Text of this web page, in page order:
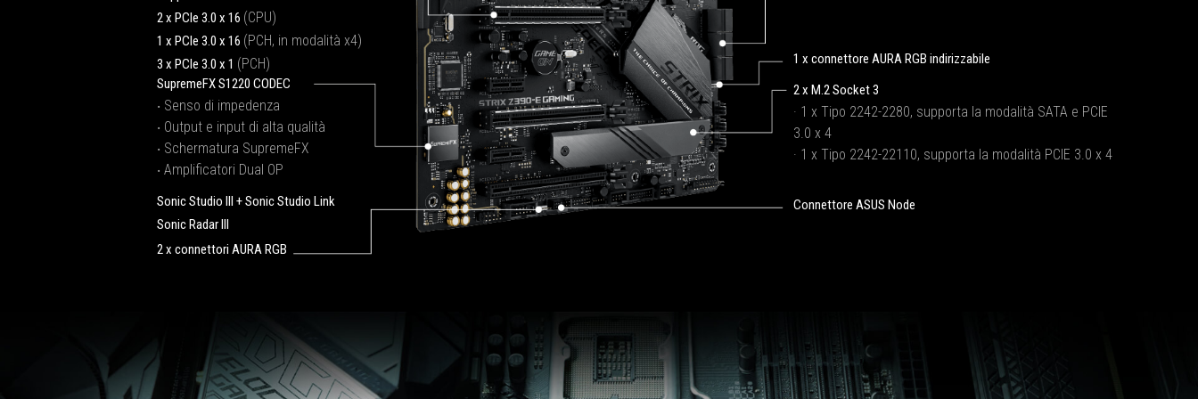
2 x PCIe 3.0 x 16 (CPU)
1 x PCIe 3.0 x 16 (PCH, in modalità x4)
3 x PCIe 3.0 x 1 (PCH)
SupremeFX S1220 CODEC
‧ Senso di impedenza
‧ Output e input di alta qualità
‧ Schermatura SupremeFX
‧ Amplificatori Dual OP
Sonic Studio III + Sonic Studio Link
Sonic Radar III
2 x connettori AURA RGB
1 x connettore AURA RGB indirizzabile
2 x M.2 Socket 3
· 1 x Tipo 2242-2280, supporta la modalità SATA e PCIE
3.0 x 4
· 1 x Tipo 2242-22110, supporta la modalità PCIE 3.0 x 4
Connettore ASUS Node